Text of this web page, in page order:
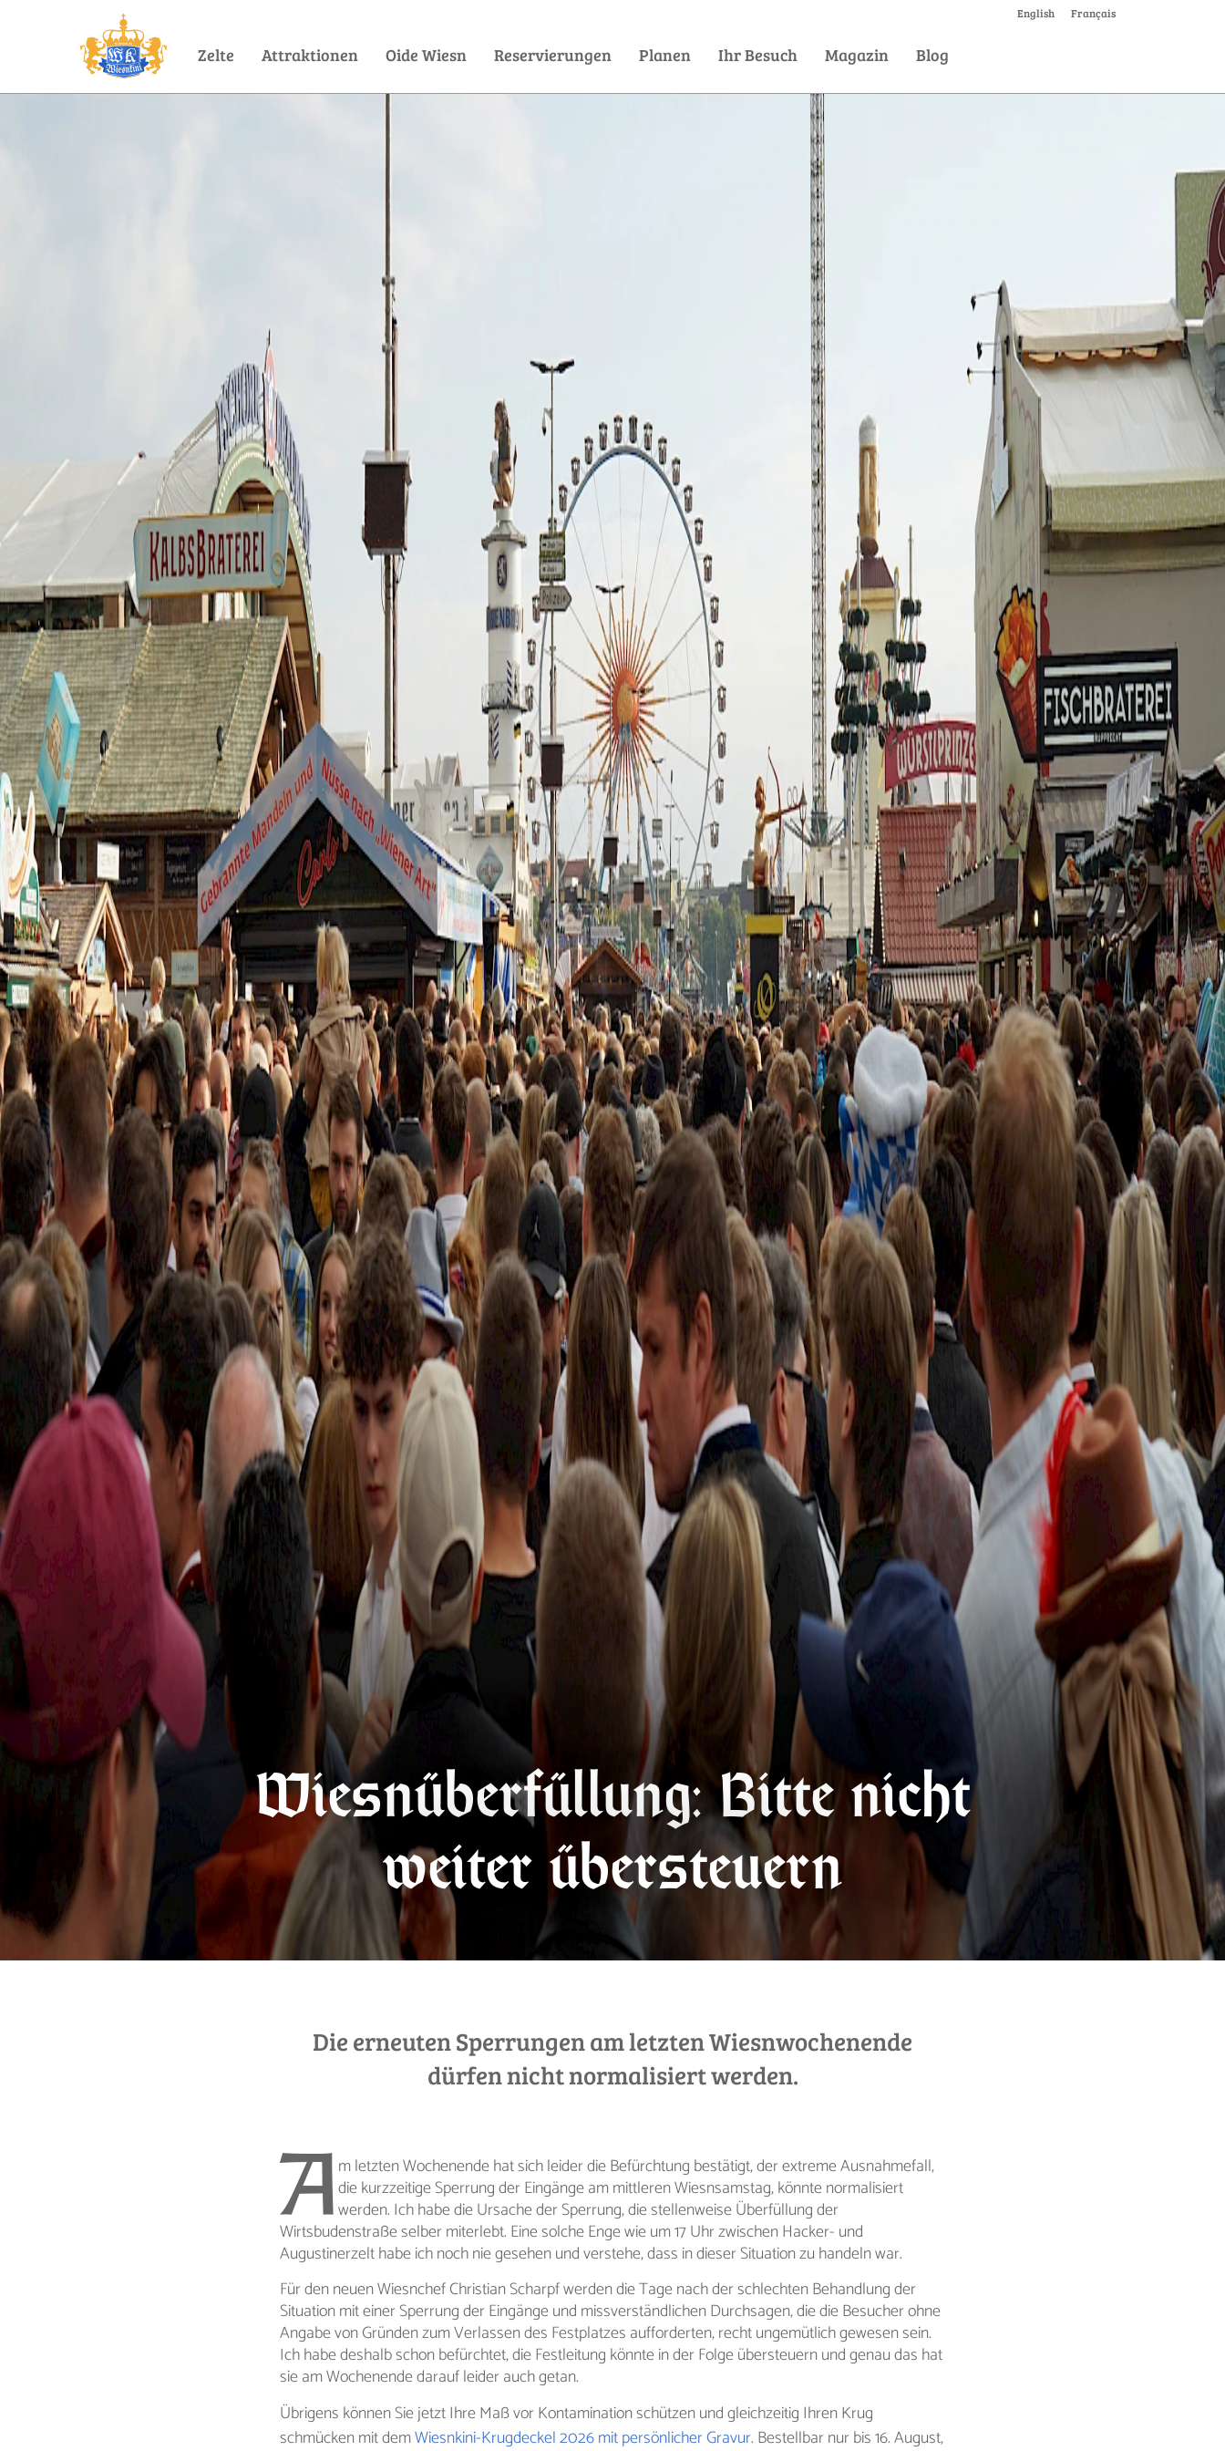
English Français
Zelte Attraktionen Oide Wiesn Reservierungen Planen Ihr Besuch Magazin Blog
Wiesnüberfüllung: Bitte nicht
weiter übersteuern
Die erneuten Sperrungen am letzten Wiesnwochenende
dürfen nicht normalisiert werden.
A m letzten Wochenende hat sich leider die Befürchtung bestätigt, der extreme Ausnahmefall,
die kurzzeitige Sperrung der Eingänge am mittleren Wiesnsamstag, könnte normalisiert
werden. Ich habe die Ursache der Sperrung, die stellenweise Überfüllung der
Wirtsbudenstraße selber miterlebt. Eine solche Enge wie um 17 Uhr zwischen Hacker- und
Augustinerzelt habe ich noch nie gesehen und verstehe, dass in dieser Situation zu handeln war.
Für den neuen Wiesnchef Christian Scharpf werden die Tage nach der schlechten Behandlung der
Situation mit einer Sperrung der Eingänge und missverständlichen Durchsagen, die die Besucher ohne
Angabe von Gründen zum Verlassen des Festplatzes aufforderten, recht ungemütlich gewesen sein.
Ich habe deshalb schon befürchtet, die Festleitung könnte in der Folge übersteuern und genau das hat
sie am Wochenende darauf leider auch getan.
Übrigens können Sie jetzt Ihre Maß vor Kontamination schützen und gleichzeitig Ihren Krug
schmücken mit demWiesnkini-Krugdeckel 2026 mit persönlicher Gravur. Bestellbar nur bis 16. August,